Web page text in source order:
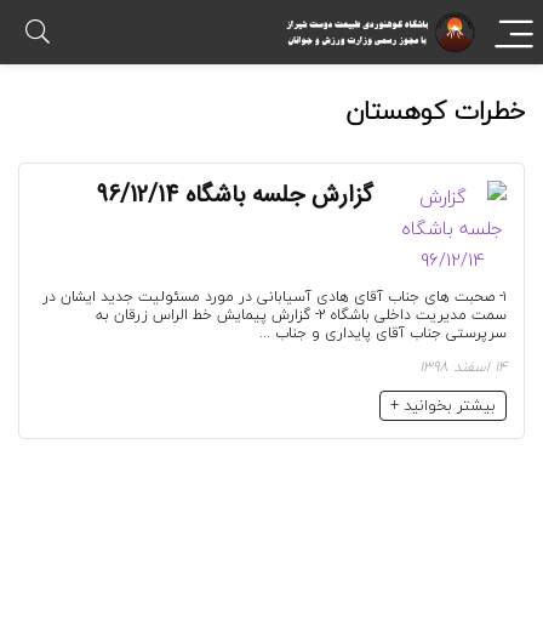
خطرات کوهستان
گزارش جلسه باشگاه 96/12/14
۱- صحبت های جناب آقای هادی آسیابانی در مورد مسئولیت جدید ایشان در
سمت مدیریت داخلی باشگاه ۲- گزارش پیمایش خط الراس زرقان به
سرپرستی جناب آقای پایداری و جناب ...
14 اسفند 1398
بیشتر بخوانید +